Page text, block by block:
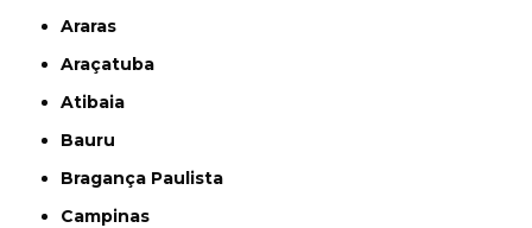
Araras
Araçatuba
Atibaia
Bauru
Bragança Paulista
Campinas